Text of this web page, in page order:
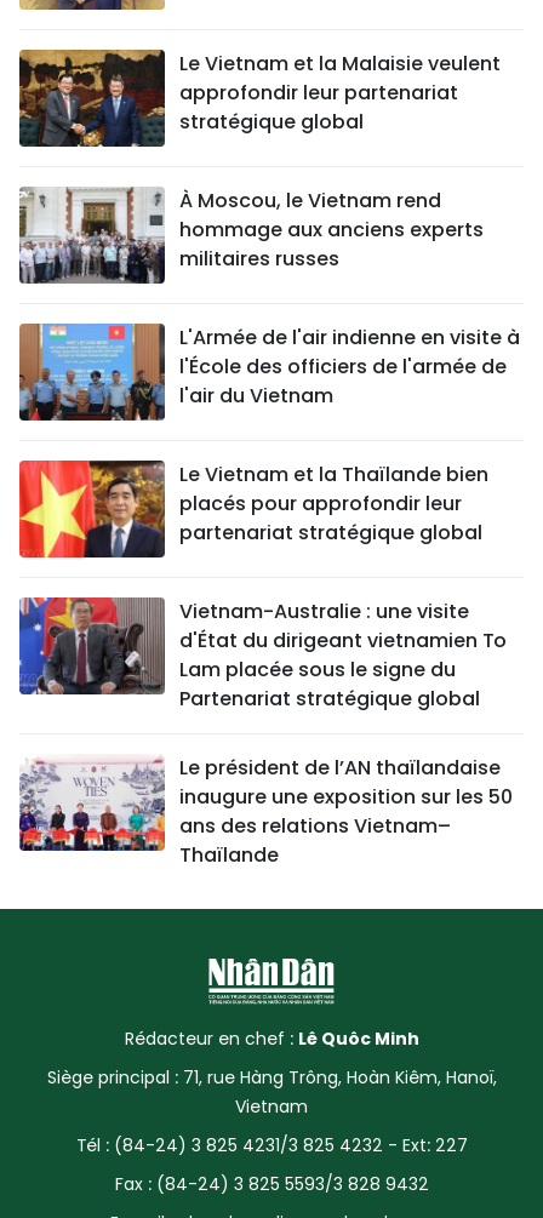
Le Vietnam et la Malaisie veulent
approfondir leur partenariat
stratégique global
À Moscou, le Vietnam rend
hommage aux anciens experts
militaires russes
L'Armée de l'air indienne en visite à
l'École des officiers de l'armée de
l'air du Vietnam
Le Vietnam et la Thaïlande bien
placés pour approfondir leur
partenariat stratégique global
Vietnam-Australie : une visite
d'État du dirigeant vietnamien To
Lam placée sous le signe du
Partenariat stratégique global
Le président de l’AN thaïlandaise
inaugure une exposition sur les 50
ans des relations Vietnam–
Thaïlande
Rédacteur en chef : Lê Quôc Minh
Siège principal : 71, rue Hàng Trông, Hoàn Kiêm, Hanoï,
Vietnam
Tél : (84-24) 3 825 4231/3 825 4232 - Ext: 227
Fax : (84-24) 3 825 5593/3 828 9432